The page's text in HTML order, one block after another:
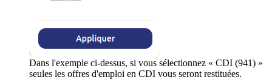
Dans l'exemple ci-dessus, si vous sélectionnez « CDI (941) »
seules les offres d'emploi en CDI vous seront restituées.